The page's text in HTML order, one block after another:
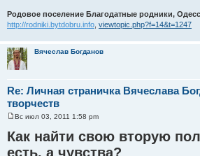
Родовое поселение Благодатные родники,
http://rodniki.bytdobru.info viewtopic.php?f=14&t=1247
Вячеслав Богданов
Re: Личная страничка Вячеслава
творчеств
о
о
б
Вс июл 03, 2011 1:58 pm
Как найти свою вторую
есть, а чувства?